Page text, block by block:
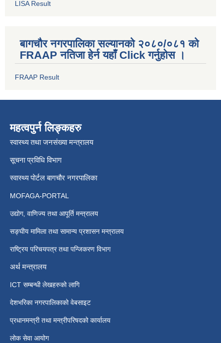
LISA Result
बागचौर नगरपालिका सल्यानको २०८०/०८१ को
FRAAP नतिजा हेर्न यहाँ Click गर्नुहोस ।
FRAAP Result
महत्वपुर्न लिङ्कहरु
स्वास्थ्य तथा जनसंख्या मन्त्रालय
सूचना प्रविधि विभाग
स्वास्थ्य पोर्टल बागचौर नगरपालिका
MOFAGA-PORTAL
उद्योग, वाणिज्य तथा आपूर्ति मन्त्रालय
सङ्घीय मामिला तथा सामान्य प्रशासन मन्त्रालय
राष्ट्रिय परिचयपत्र तथा पन्जिकरण विभाग
अर्थ मन्त्रालय
ICT सम्बन्धी लेखहरुको लागि
देशभरिका नगरपालिकाको वेबसाइट
प्रधानमन्त्री तथा मन्त्रीपरिषदको कार्यालय
लोक सेवा आयोग